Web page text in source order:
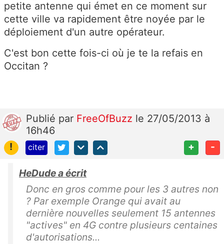
petite antenne qui émet en ce moment sur
cette ville va rapidement être noyée par le
déploiement d'un autre opérateur.
C'est bon cette fois-ci où je te la refais en
Occitan ?
Publié par FreeOfBuzz le 27/05/2013 à
16h46
!
citer + -
HeDude a écrit
Donc en gros comme pour les 3 autres non
? Par exemple Orange qui avait au
dernière nouvelles seulement 15 antennes
"actives" en 4G contre plusieurs centaines
d'autorisations...